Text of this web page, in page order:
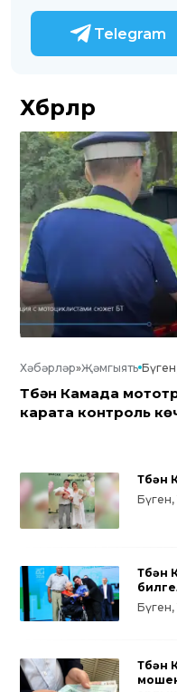
Telegram
Хәбәрләр
Хәбәрләр»Җәмгыять
Түбән Камада
карата контроль
Бүген,
Түбән
Бүген,
Түбән